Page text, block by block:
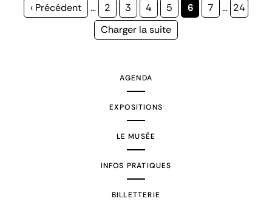
Page
‹ Précédent … Page
2 Page
3 Page
4 Page
5
Page
6 Page
7 … Page
24
Page
Charger la suite
AGENDA
EXPOSITIONS
LE MUSÉE
INFOS PRATIQUES
BILLETTERIE